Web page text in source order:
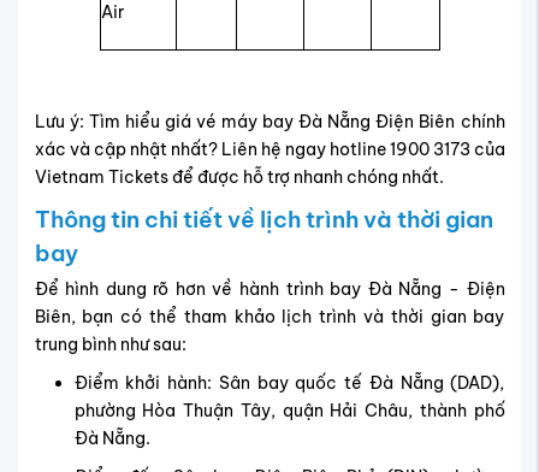
Air
Lưu ý: Tìm hiểu giá vé máy bay Đà Nẵng Điện Biên chính
xác và cập nhật nhất? Liên hệ ngay hotline 1900 3173 của
Vietnam Tickets để được hỗ trợ nhanh chóng nhất.
Thông tin chi tiết về lịch trình và thời gian
bay
Để hình dung rõ hơn về hành trình bay Đà Nẵng - Điện
Biên, bạn có thể tham khảo lịch trình và thời gian bay
trung bình như sau:
Điểm khởi hành: Sân bay quốc tế Đà Nẵng (DAD),
phường Hòa Thuận Tây, quận Hải Châu, thành phố
Đà Nẵng.